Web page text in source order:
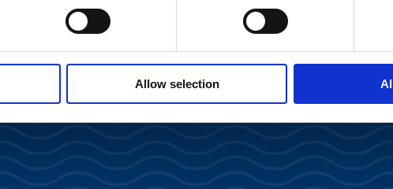
Allow selection